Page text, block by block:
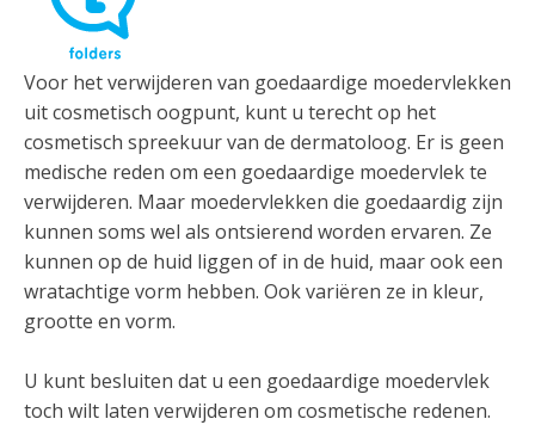
Voor het verwijderen van goedaardige moedervlekken
uit cosmetisch oogpunt, kunt u terecht op het
cosmetisch spreekuur van de dermatoloog. Er is geen
medische reden om een goedaardige moedervlek te
verwijderen. Maar moedervlekken die goedaardig zijn
kunnen soms wel als ontsierend worden ervaren. Ze
kunnen op de huid liggen of in de huid, maar ook een
wratachtige vorm hebben. Ook variëren ze in kleur,
grootte en vorm.
U kunt besluiten dat u een goedaardige moedervlek
toch wilt laten verwijderen om cosmetische redenen.